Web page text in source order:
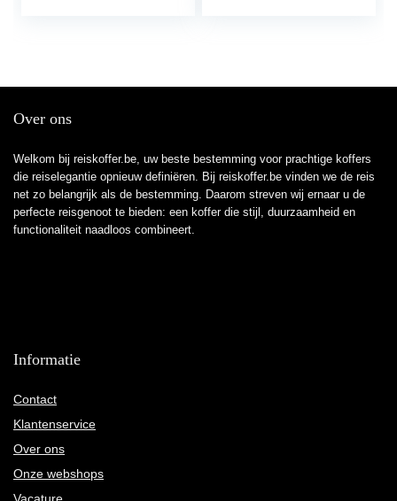
Over ons
Welkom bij reiskoffer.be, uw beste bestemming voor prachtige koffers
die reiselegantie opnieuw definiëren. Bij reiskoffer.be vinden we de reis
net zo belangrijk als de bestemming. Daarom streven wij ernaar u de
perfecte reisgenoot te bieden: een koffer die stijl, duurzaamheid en
functionaliteit naadloos combineert.
Informatie
Contact
Klantenservice
Over ons
Onze webshops